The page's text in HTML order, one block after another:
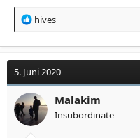
R
a
t
i
o
n
e
hives
5. Juni 2020
Malakim
Insubordinate